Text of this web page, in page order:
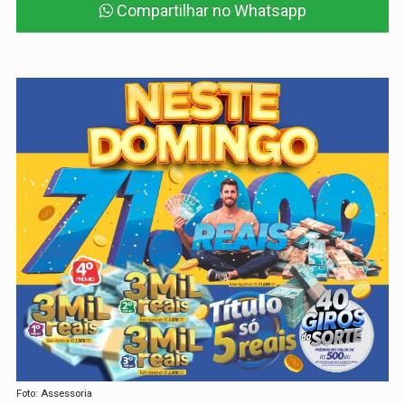
Compartilhar no Whatsapp
Foto: Assessoria